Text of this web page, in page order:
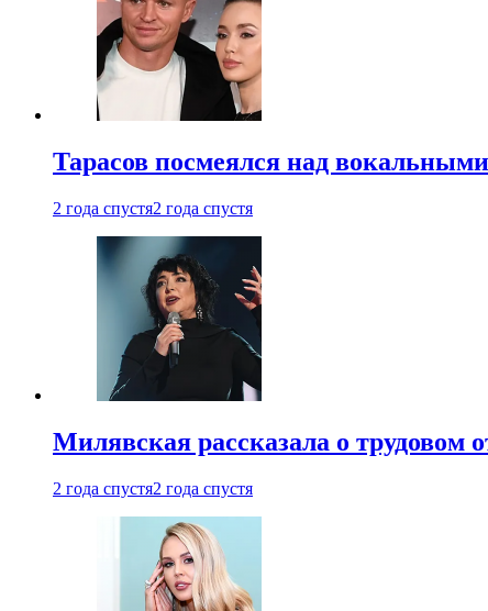
Тарасов посмеялся над
2 года спустя2 года спустя
Милявская рассказала о трудовом
2 года спустя2 года спустя